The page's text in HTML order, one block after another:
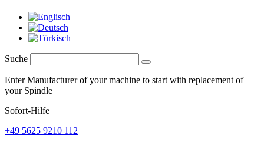
Suche
Enter Manufacturer of your machine to start with replacement of
your Spindle
Sofort-Hilfe
+49 5625 9210 112